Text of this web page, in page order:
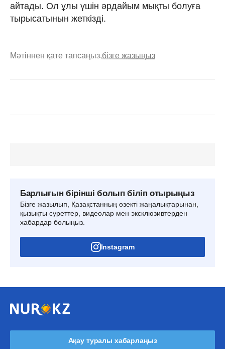
айтады. Ол ұлы үшін әрдайым мықты болуға
тырысатынын жеткізді.
Мәтіннен қате тапсаңыз,бізге жазыңыз
Барлығын бірінші болып біліп отырыңыз
Бізге жазылып, Қазақстанның өзекті жаңалықтарынан,
қызықты суреттер, видеолар мен эксклюзивтерден
хабардар болыңыз.
Instagram
Ақау туралы хабарлаңыз